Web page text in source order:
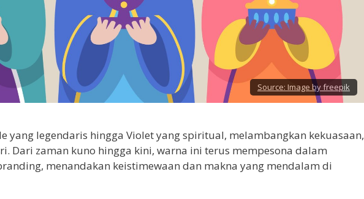
Source: Image by freepik
yang legendaris hingga Violet yang spiritual, melambangkan kekuasaan,
Dari zaman kuno hingga kini, warna ini terus mempesona dalam
menandakan keistimewaan dan makna yang mendalam di